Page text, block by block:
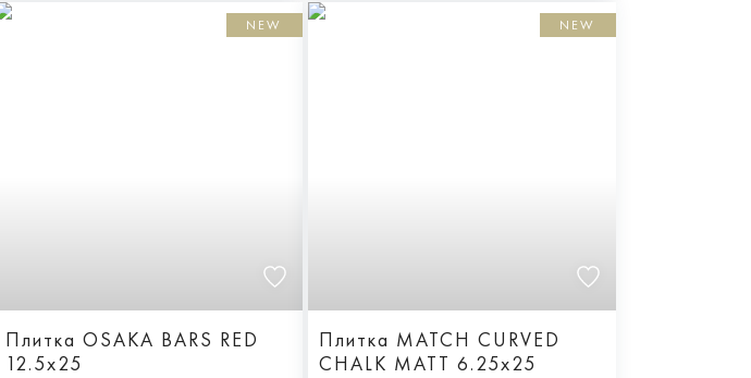
NEW
Плитка OSAKA BARS RED
12.5x25
NEW
Плитка MATCH CURVED
CHALK MATT 6.25x25